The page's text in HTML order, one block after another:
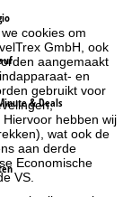
cookies om
GmbH, ook
aangemaakt
en
gebruikt voor
hebben wij
wat ook de
aan derde
Economische
VS.
& Deals